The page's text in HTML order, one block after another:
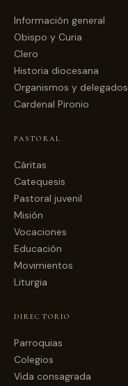
Información general
Obispo y Curia
Clero
Historia diocesana
Organismos y delegados
Cardenal Pironio
PASTORAL
Cáritas
Catequesis
Pastoral juvenil
Misión
Vocaciones
Educación
Movimientos
Liturgia
DIRECTORIO
Parroquias
Colegios
Vida consagrada